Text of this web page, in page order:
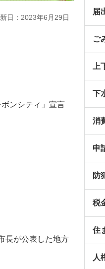
日：2023年6月29日
ンシティ」宣言
長が公表した地方
届
ご
下
消
申
防
税
住
人